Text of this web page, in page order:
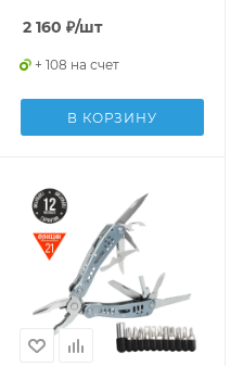
2 160 ₽/шт
+ 108 на счет
В КОРЗИНУ